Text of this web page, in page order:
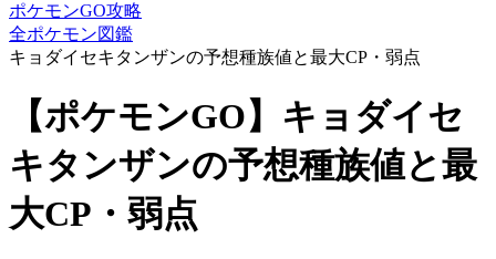
ポケモンGO攻略
全ポケモン図鑑
キョダイセキタンザンの予想種族値と最大CP・弱点
【ポケモンGO】キョダイセ
キタンザンの予想種族値と最
大CP・弱点